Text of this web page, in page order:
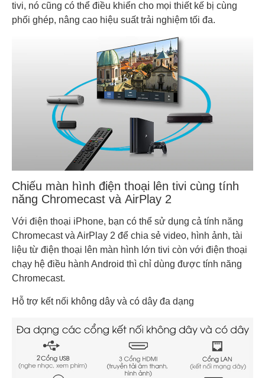
tivi, nó cũng có thể điều khiển cho mọi thiết kế bị cùng
phối ghép, nâng cao hiệu suất trải nghiệm tối đa.
Chiếu màn hình điện thoại lên tivi cùng tính
năng Chromecast và AirPlay 2
Với điện thoại iPhone, bạn có thể sử dụng cả tính năng
Chromecast và AirPlay 2 để chia sẻ video, hình ảnh, tài
liệu từ điện thoại lên màn hình lớn tivi còn với điện thoại
chạy hệ điều hành Android thì chỉ dùng được tính năng
Chromecast.
Hỗ trợ kết nối không dây và có dây đa dạng